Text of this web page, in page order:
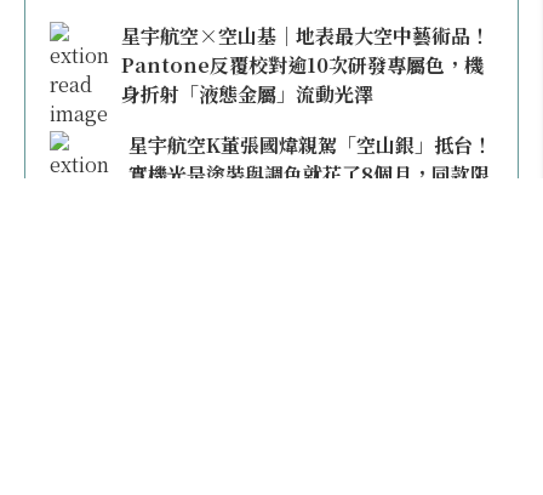
星宇航空×空山基｜地表最大空中藝術品！
Pantone反覆校對逾10次研發專屬色，機
身折射「液態金屬」流動光澤
星宇航空K董張國煒親駕「空山銀」抵台！
實機光是塗裝與調色就花了8個月，同款限